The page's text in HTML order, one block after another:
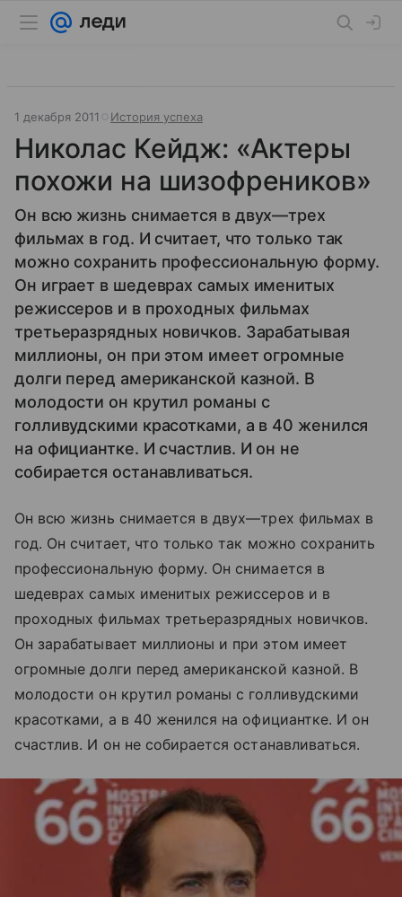
1 декабря 2011 История успеха
Николас Кейдж: «Актеры
похожи на шизофреников»
Он всю жизнь снимается в двух—трех
фильмах в год. И считает, что только так
можно сохранить профессиональную форму.
Он играет в шедеврах самых именитых
режиссеров и в проходных фильмах
третьеразрядных новичков. Зарабатывая
миллионы, он при этом имеет огромные
долги перед американской казной. В
молодости он крутил романы с
голливудскими красотками, а в 40 женился
на официантке. И счастлив. И он не
собирается останавливаться.
Он всю жизнь снимается в двух—трех фильмах в
год. Он считает, что только так можно сохранить
профессиональную форму. Он снимается в
шедеврах самых именитых режиссеров и в
проходных фильмах третьеразрядных новичков.
Он зарабатывает миллионы и при этом имеет
огромные долги перед американской казной. В
молодости он крутил романы с голливудскими
красотками, а в 40 женился на официантке. И он
счастлив. И он не собирается останавливаться.